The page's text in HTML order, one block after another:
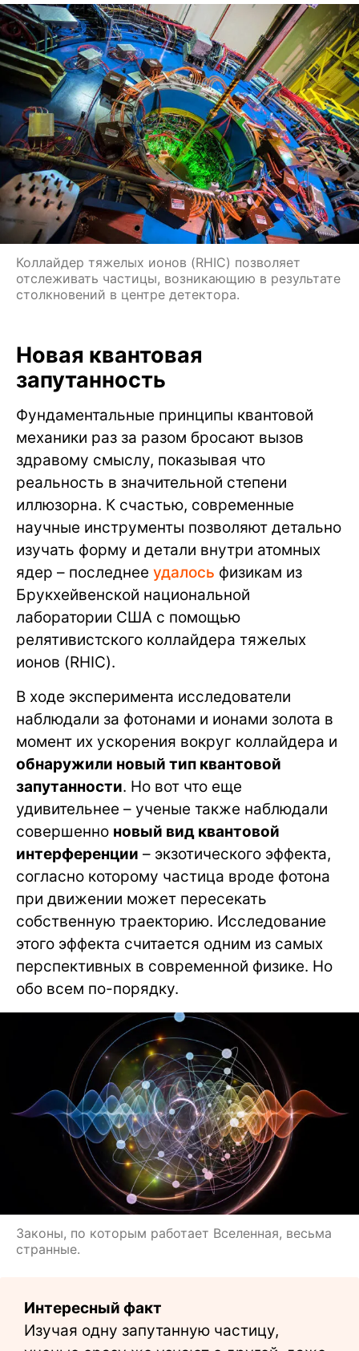
Коллайдер тяжелых ионов (RHIC) позволяет
отслеживать частицы, возникающию в результате
столкновений в центре детектора.
Новая квантовая
запутанность
Фундаментальные принципы квантовой
механики раз за разом бросают вызов
здравому смыслу, показывая что
реальность в значительной степени
иллюзорна. К счастью, современные
научные инструменты позволяют детально
изучать форму и детали внутри атомных
ядер – последнее удалось физикам из
Брукхейвенской национальной
лаборатории США с помощью
релятивистского коллайдера тяжелых
ионов (RHIC).
В ходе эксперимента исследователи
наблюдали за фотонами и ионами золота в
момент их ускорения вокруг коллайдера и
обнаружили новый тип квантовой
запутанности. Но вот что еще
удивительнее – ученые также наблюдали
совершенно новый вид квантовой
интерференции – экзотического эффекта,
согласно которому частица вроде фотона
при движении может пересекать
собственную траекторию. Исследование
этого эффекта считается одним из самых
перспективных в современной физике. Но
обо всем по-порядку.
Законы, по которым работает Вселенная, весьма
странные.
Интересный факт
Изучая одну запутанную частицу,